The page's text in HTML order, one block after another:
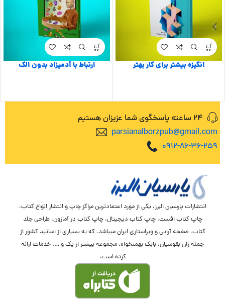
انگیزه بیشتر برای کار بهتر ارتباط با آدمیزاد بدون الک
24 ساعته پاسخگوی شما عزیزان هستیم
parsianalborzpub@gmail.com
0912-86-36-259
انتشارات پارسیان البرز، یکی از مورد اعتمادترین مراکز چاپ و انتشار انواع کتاب،
چاپ کتاب افست، چاپ کتاب دیجیتال، چاپ کتاب در آمازون، طراحی جلد
کتاب، صفحه آرایی و ویراستاری ایران میباشد، که به بسیاری از اساتید کشور از
جمله ژان بقوسیان، بابک بهمنخواه، مجموعه بیشتر از یک و …. خدمات ارائه
کرده است.